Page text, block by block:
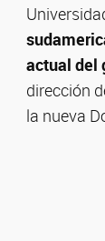
actual del
dirección
la nueva